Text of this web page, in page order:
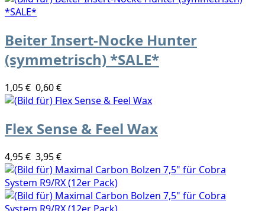
Beiter Insert-Nocke Hunter
(symmetrisch) *SALE*
1,05 € 0,60 €
Flex Sense & Feel Wax
4,95 € 3,95 €